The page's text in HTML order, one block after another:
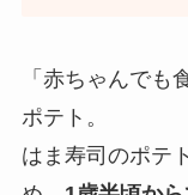
「赤ちゃんでも
ポテト。
はま寿司のポテ